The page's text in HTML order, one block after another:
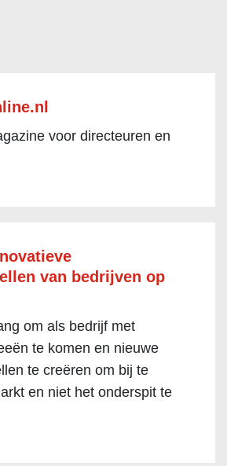
voor directeuren en
van bedrijven op
om als bedrijf met
te komen en nieuwe
te creëren om bij te
en niet het onderspit te